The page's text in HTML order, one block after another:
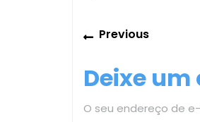
Post
PreviousPrevious
Deixe
O seu endereço de